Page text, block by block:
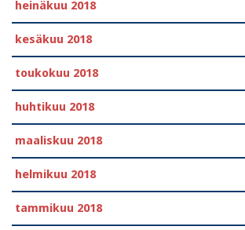
heinäkuu 2018
kesäkuu 2018
toukokuu 2018
huhtikuu 2018
maaliskuu 2018
helmikuu 2018
tammikuu 2018